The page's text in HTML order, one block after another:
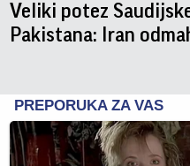
Veliki potez
Pakistana: Iran